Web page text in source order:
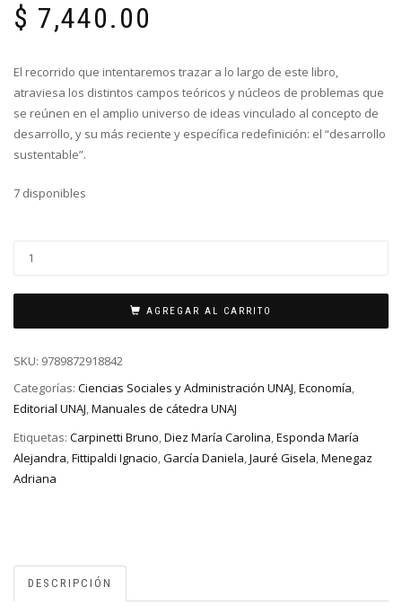
$ 7,440.00
El recorrido que intentaremos trazar a lo largo de este libro,
atraviesa los distintos campos teóricos y núcleos de problemas que
se reúnen en el amplio universo de ideas vinculado al concepto de
desarrollo, y su más reciente y específica redefinición: el “desarrollo
sustentable”.
7 disponibles
AGREGAR AL CARRITO
SKU: 9789872918842
Categorías: Ciencias Sociales y Administración UNAJ,Economía,
Editorial UNAJ,Manuales de cátedra UNAJ
Etiquetas: Carpinetti Bruno Diez María Carolina Esponda María
Alejandra Fittipaldi Ignacio García Daniela Jauré Gisela Menegaz
Adriana
DESCRIPCIÓN